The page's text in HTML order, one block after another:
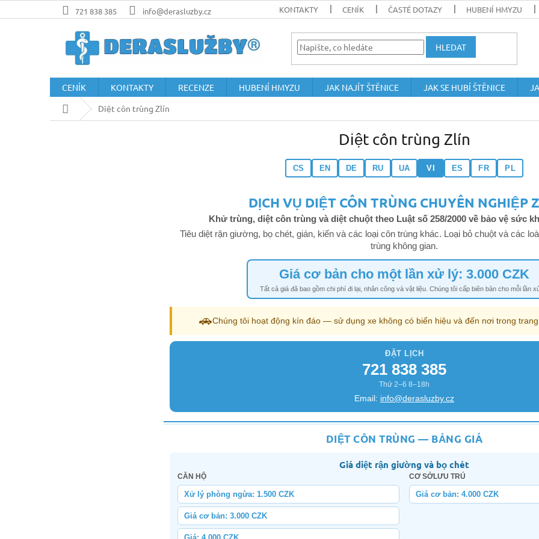
na
721 838 385 info@derasluzby.cz KONTAKTY CENÍK ČASTÉ DOTAZY HUBENÍ HMYZU
HLEDAT
CENÍK KONTAKTY RECENZE HUBENÍ HMYZU JAK NAJÍT ŠTĚNICE JAK SE HUBÍ ŠTĚNICE
Domů
Diệt côn trùng Zlín
Diệt côn trùng Zlín
CS EN DE RU UA VI ES FR PL
DỊCH VỤ DIỆT CÔN TRÙNG CHUYÊN NGHIỆP
Khử trùng, diệt côn trùng và diệt chuột theo Luật số 258/2000 về bảo vệ sức
Tiêu diệt rận giường, bọ chét, gián, kiến và các loại côn trùng khác. Loại bỏ chuột và các
trùng không gian.
Giá cơ bản cho một lần xử lý: 3.000 CZK
Tất cả giá đã bao gồm chi phí đi lại, nhân công và vật liệu. Chúng tôi cấp biên bản cho mỗi lần
🚗Chúng tôi hoạt động kín đáo — sử dụng xe không có biển hiệu và đến nơi trong
ĐẶT LỊCH
721 838 385
Thứ 2–6 8–18h
Email: info@derasluzby.cz
DIỆT CÔN TRÙNG — BẢNG GIÁ
Giá diệt rận giường và bọ chét
CĂN HỘ
Xử lý phòng ngừa: 1.500 CZK
Giá cơ bản: 3.000 CZK
CƠ SỞLƯU TRÚ
Giá cơ bản: 4.000 CZK